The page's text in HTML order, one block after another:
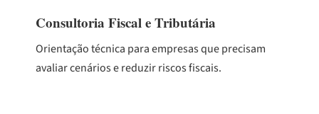
Consultoria Fiscal e Tributária
Orientação técnica para empresas que precisam
avaliar cenários e reduzir riscos fiscais.